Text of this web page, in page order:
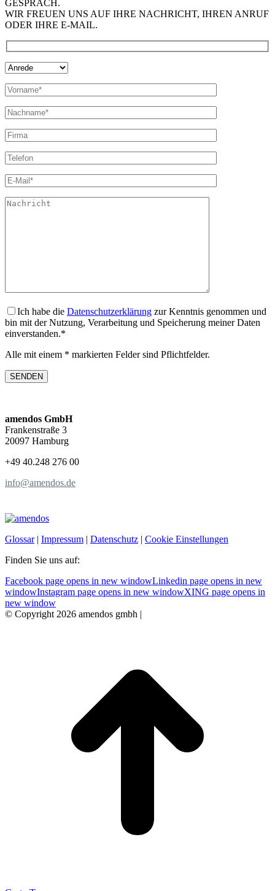
GESPRÄCH.
WIR FREUEN UNS AUF IHRE NACHRICHT, IHREN ANRUF
ODER IHRE E-MAIL.
Ich habe die Datenschutzerklärung zur Kenntnis genommen und
bin mit der Nutzung, Verarbeitung und Speicherung meiner Daten
einverstanden.*
Alle mit einem * markierten Felder sind Pflichtfelder.
amendos GmbH
Frankenstraße 3
20097 Hamburg
+49 40.248 276 00
info@amendos.de
Glossar| Impressum | Datenschutz | Cookie Einstellungen
Finden Sie uns auf:
Facebook page opens in new windowLinkedin page opens in new
windowInstagram page opens in new windowXING page opens in
new window
© Copyright 2026 amendos gmbh |